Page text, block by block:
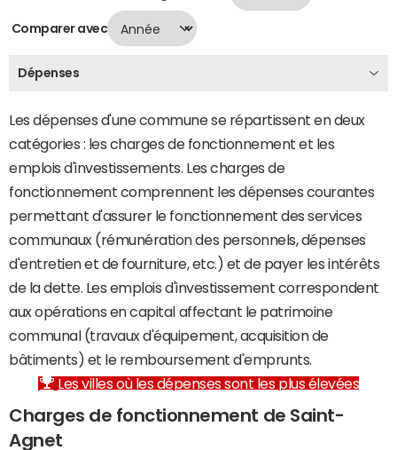
Comparer avec
Dépenses
Les dépenses d'une commune se répartissent en deux
catégories : les charges de fonctionnement et les
emplois d'investissements. Les charges de
fonctionnement comprennent les dépenses courantes
permettant d'assurer le fonctionnement des services
communaux (rémunération des personnels, dépenses
d'entretien et de fourniture, etc.) et de payer les intérêts
de la dette. Les emplois d'investissement correspondent
aux opérations en capital affectant le patrimoine
communal (travaux d'équipement, acquisition de
bâtiments) et le remboursement d'emprunts.
Les villes où les dépenses sont les plus élevées
Charges de fonctionnement de Saint-
Agnet